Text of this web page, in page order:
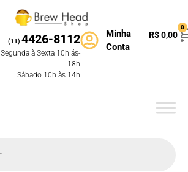
(11) 4426-8112
Segunda à Sexta 10h ás-
18h
Sábado 10h às 14h
Minha
Conta
R$0,00
0